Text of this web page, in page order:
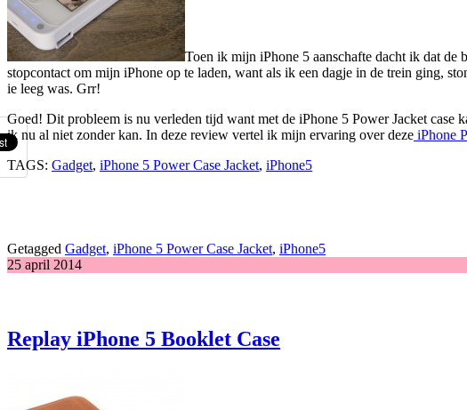
Toen ik mijn iPhone 5 aanschafte dacht ik dat de
stopcontact om mijn iPhone op te laden, want als ik een dagje in de trein ging,
ie leeg was. Grr!
Goed! Dit probleem is nu verleden tijd want met de iPhone 5 Power Jacket
ik nu al niet zonder kan. In deze review vertel ik mijn ervaring over deze iPhone
TAGS: Gadget, iPhone 5 Power Case Jacket, iPhone5
Getagged Gadget, iPhone 5 Power Case Jacket, iPhone5
25 april 2014
Replay iPhone 5 Booklet Case